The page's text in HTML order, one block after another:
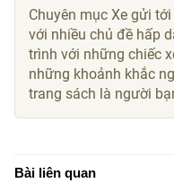
Chuyên mục Xe gửi
với nhiều chủ đề hấp
trình với những chiếc
những khoảnh khắc
trang sách là người
Bài liên quan